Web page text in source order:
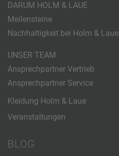
DARUM HOLM & LAUE
Meilensteine
Nachhaltigkeit bei Holm & Laue
UNSER TEAM
Ansprechpartner Vertrieb
Ansprechpartner Service
Kleidung Holm & Laue
Veranstaltungen
BLOG